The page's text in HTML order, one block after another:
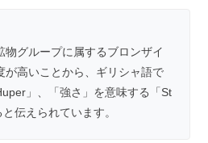
物グループに属するブロンザイ
が高いことから、ギリシャ語で
」、「強さ」を意味する「St
伝えられています。